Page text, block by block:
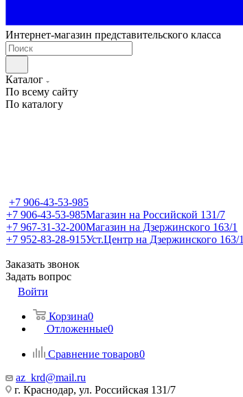
Интернет-магазин представительского класса
Каталог
По всему сайту
По каталогу
+7 906-43-53-985
+7 906-43-53-985Магазин на Российской 131/7
+7 967-31-32-200Магазин на Дзержинского 163/1
+7 952-83-28-915Уст.Центр на Дзержинского 163/1
Заказать звонок
Задать вопрос
Войти
Корзина0
Отложенные0
Сравнение товаров0
az_krd@mail.ru
г. Краснодар, ул. Российская 131/7